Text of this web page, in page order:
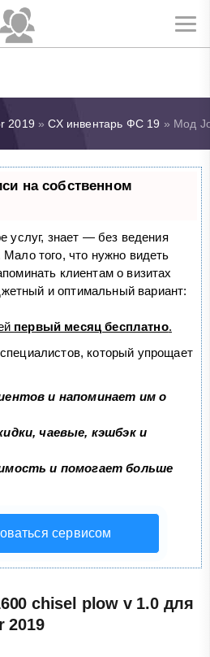
2019 »СХ инвентарь ФС 19 » Мод
на собственном
услуг, знает — без ведения
Мало того, что нужно видеть
клиентам о визитах
и оптимальный вариант:
первый месяц бесплатно.
который упрощает
и напоминает им о
чаевые, кэшбэк и
и помогает больше
сервисом
chisel plow v 1.0 для
2019